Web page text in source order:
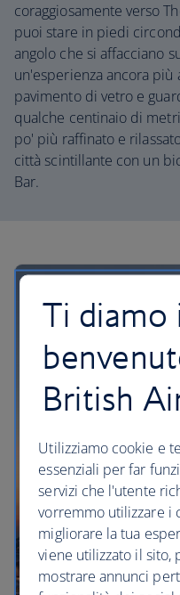
coraggiosamente verso
puoi stare in piedi
angolo che si affacciano
un'esperienza ancora più
pavimento di vetro e
qualche centinaio di
po' più raffinato e
città scintillante con un
Bar.
Ti diamo
British
Utilizziamo cookie e
essenziali per far
servizi che l'utente
vorremmo utilizzare i
migliorare la tua
viene utilizzato il sito,
mostrare annunci